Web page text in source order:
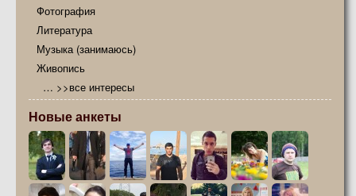
Фотография
Литература
Музыка (занимаюсь)
Живопись
… >>все интересы
Новые анкеты